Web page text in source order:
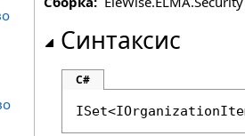
Синтаксис
C#
ISet<